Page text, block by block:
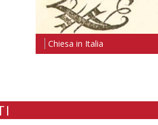
Chiesa in Italia